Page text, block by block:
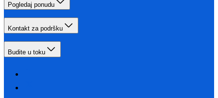
Pogledaj ponudu
Kontakt za podršku
Budite u toku